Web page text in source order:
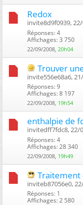
Redox
invite8d9f0939,
Réponses: 4
Affichages: 3 750
22/09/2008, 20h04
Trouver
invite556e68a6,
Réponses: 9
Affichages: 8 197
22/09/2008, 19h54
enthalpie de
invitedff7fdc8, 22/
Réponses: 4
Affichages: 28 340
22/09/2008, 19h49
Traitement
inviteb87056e0,
Réponses: 1
Affichages: 2 580